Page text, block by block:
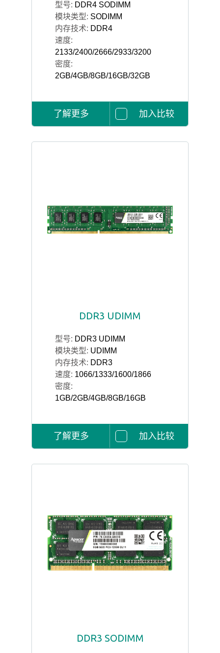
型号: DDR4 SODIMM
模块类型: SODIMM
内存技术: DDR4
速度:
2133/2400/2666/2933/3200
密度:
2GB/4GB/8GB/16GB/32GB
了解更多 加入比较
DDR3 UDIMM
型号: DDR3 UDIMM
模块类型: UDIMM
内存技术: DDR3
速度: 1066/1333/1600/1866
密度:
1GB/2GB/4GB/8GB/16GB
了解更多 加入比较
DDR3 SODIMM